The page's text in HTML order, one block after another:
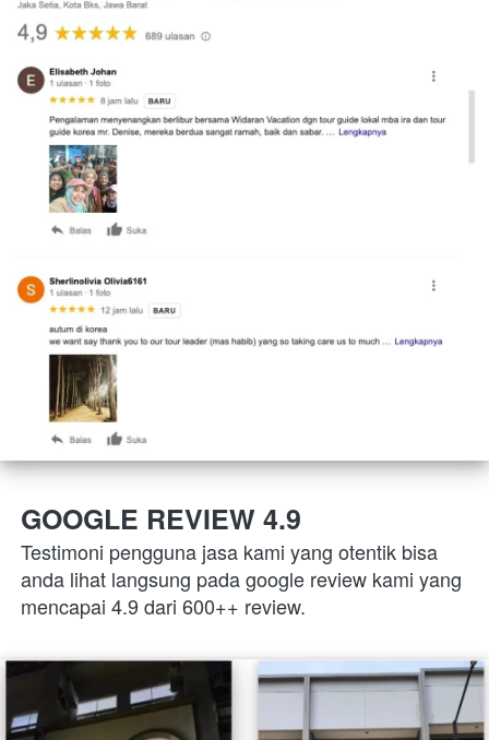
GOOGLE REVIEW 4.9
Testimoni pengguna jasa kami yang otentik bisa
anda lihat langsung pada google review kami yang
mencapai 4.9 dari 600++ review.